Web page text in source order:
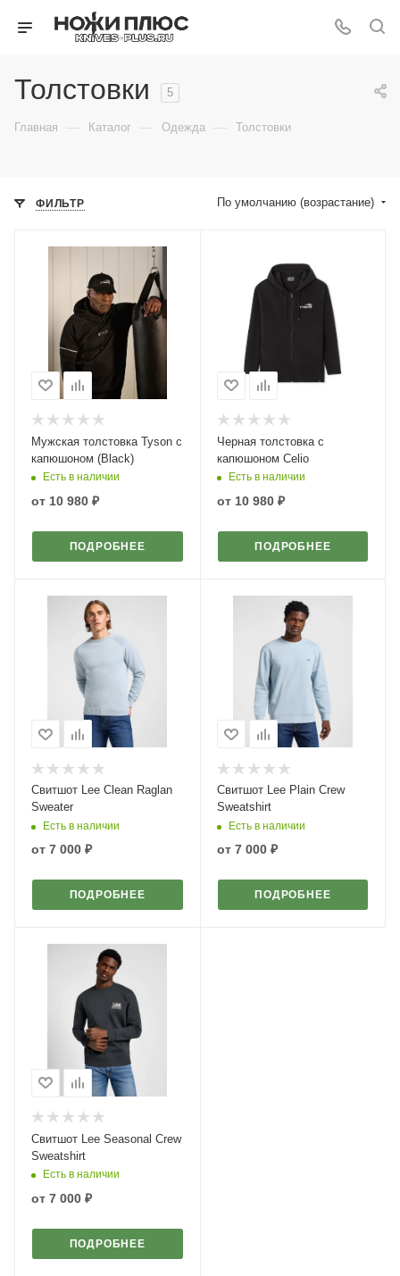
Толстовки 5
Главная — Каталог — Одежда — Толстовки
ФИЛЬТР По умолчанию (возрастание)
Мужская толстовка Tyson с
капюшоном (Black)
Есть в наличии
от 10 980 ₽
ПОДРОБНЕЕ
Черная толстовка с
капюшоном Celio
Есть в наличии
от 10 980 ₽
ПОДРОБНЕЕ
Свитшот Lee Clean Raglan
Sweater
Есть в наличии
от 7 000 ₽
ПОДРОБНЕЕ
Свитшот Lee Plain Crew
Sweatshirt
Есть в наличии
от 7 000 ₽
ПОДРОБНЕЕ
Свитшот Lee Seasonal Crew
Sweatshirt
Есть в наличии
от 7 000 ₽
ПОДРОБНЕЕ